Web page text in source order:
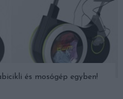
és mosógép egyben!